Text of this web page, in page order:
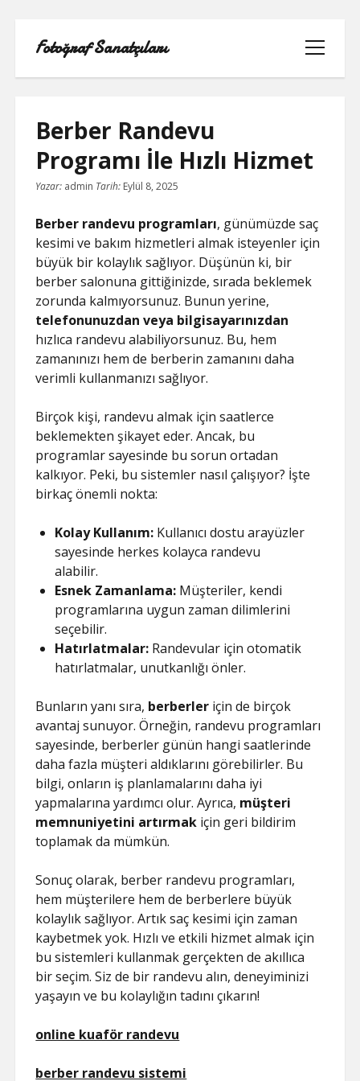
Fotoğraf Sanatçıları
menüyü
aç
LISTE
SPOTIFY TAKIPÇI HILESI EN İYI
TWITTER PROFIL RESMI SIĞMIYOR
YOUTUBE DISLIKE YÜKLEME HILESI
Berber Randevu
Programı İle Hızlı Hizmet
Yazar: admin Tarih: Eylül 8, 2025
Berber randevu programları, günümüzde saç
kesimi ve bakım hizmetleri almak isteyenler için
büyük bir kolaylık sağlıyor. Düşünün ki, bir
berber salonuna gittiğinizde, sırada beklemek
zorunda kalmıyorsunuz. Bunun yerine,
telefonunuzdan veya bilgisayarınızdan
hızlıca randevu alabiliyorsunuz. Bu, hem
zamanınızı hem de berberin zamanını daha
verimli kullanmanızı sağlıyor.
Birçok kişi, randevu almak için saatlerce
beklemekten şikayet eder. Ancak, bu
programlar sayesinde bu sorun ortadan
kalkıyor. Peki, bu sistemler nasıl çalışıyor? İşte
birkaç önemli nokta:
Kolay Kullanım: Kullanıcı dostu arayüzler
sayesinde herkes kolayca randevu
alabilir.
Esnek Zamanlama: Müşteriler, kendi
programlarına uygun zaman dilimlerini
seçebilir.
Hatırlatmalar: Randevular için otomatik
hatırlatmalar, unutkanlığı önler.
Bunların yanı sıra, berberler için de birçok
avantaj sunuyor. Örneğin, randevu programları
sayesinde, berberler günün hangi saatlerinde
daha fazla müşteri aldıklarını görebilirler. Bu
bilgi, onların iş planlamalarını daha iyi
yapmalarına yardımcı olur. Ayrıca, müşteri
memnuniyetini artırmak için geri bildirim
toplamak da mümkün.
Sonuç olarak, berber randevu programları,
hem müşterilere hem de berberlere büyük
kolaylık sağlıyor. Artık saç kesimi için zaman
kaybetmek yok. Hızlı ve etkili hizmet almak için
bu sistemleri kullanmak gerçekten de akıllıca
bir seçim. Siz de bir randevu alın, deneyiminizi
yaşayın ve bu kolaylığın tadını çıkarın!
online kuaför randevu
berber randevu sistemi